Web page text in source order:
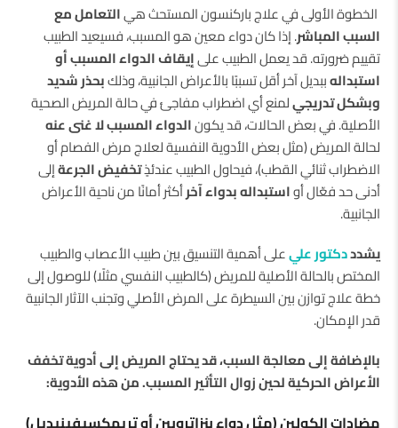
الخطوة الأولى في علاج باركنسون المستحث هيالتعامل مع
السبب المباشر. إذا كان دواء معين هو المسبب، فسيعيد الطبيب
تقييم ضرورته. قد يعمل الطبيب علىإيقاف الدواء المسبب أو
استبدالهببديل آخر أقل تسببًا بالأعراض الجانبية، وذلكبحذر شديد
وبشكل تدريجيلمنع أي اضطراب مفاجئ في حالة المريض الصحية
الأصلية. في بعض الحالات، قد يكونالدواء المسبب لا غنى عنه
لحالة المريض (مثل بعض الأدوية النفسية لعلاج مرض الفصام أو
الاضطراب ثنائي القطب)، فيحاول الطبيب عندئذٍتخفيض الجرعةإلى
أدنى حد فعّال أواستبداله بدواء آخرأكثر أمانًا من ناحية الأعراض
الجانبية.
يشدددكتور عليعلى أهمية التنسيق بين طبيب الأعصاب والطبيب
المختص بالحالة الأصلية للمريض (كالطبيب النفسي مثلًا) للوصول إلى
خطة علاج توازن بين السيطرة على المرض الأصلي وتجنب الآثار الجانبية
قدر الإمكان.
بالإضافة إلى معالجة السبب، قد يحتاج المريض إلى أدوية تخفف
الأعراض الحركية لحين زوال التأثير المسبب. من هذه الأدوية:
مضادات الكولين (مثل دواء بنزاتروبين أو تريهكسيفينيديل)